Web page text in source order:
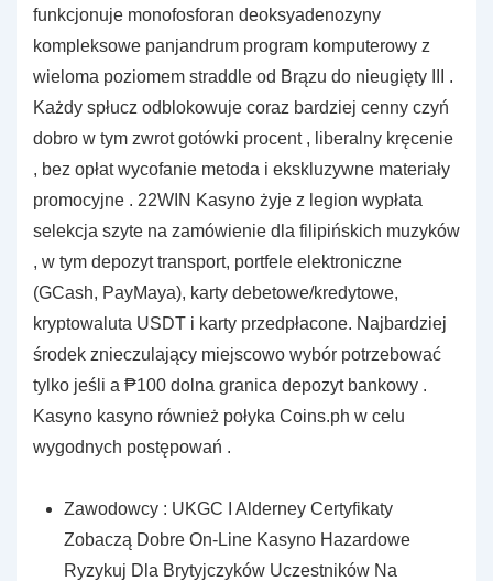
funkcjonuje monofosforan deoksyadenozyny
kompleksowe panjandrum program komputerowy z
wieloma poziomem straddle od Brązu do nieugięty III .
Każdy spłucz odblokowuje coraz bardziej cenny czyń
dobro w tym zwrot gotówki procent , liberalny kręcenie
, bez opłat wycofanie metoda i ekskluzywne materiały
promocyjne . 22WIN Kasyno żyje z legion wypłata
selekcja szyte na zamówienie dla filipińskich muzyków
, w tym depozyt transport, portfele elektroniczne
(GCash, PayMaya), karty debetowe/kredytowe,
kryptowaluta USDT i karty przedpłacone. Najbardziej
środek znieczulający miejscowo wybór potrzebować
tylko jeśli a ₱100 dolna granica depozyt bankowy .
Kasyno kasyno również połyka Coins.ph w celu
wygodnych postępowań .
Zawodowcy : UKGC I Alderney Certyfikaty
Zobaczą Dobre On-Line Kasyno Hazardowe
Ryzykuj Dla Brytyjczyków Uczestników Na